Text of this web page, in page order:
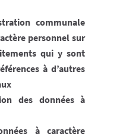
communale
personnel sur
qui y sont
à d’autres
des données à
à caractère